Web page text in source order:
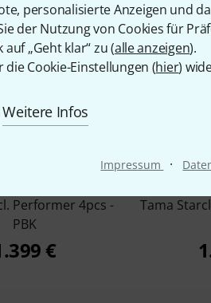
personalisierte Anzeigen und
der Nutzung von Cookies für
„Geht klar“ zu (alle anzeigen).
Cookie-Einstellungen (hier)
Weitere Infos
Impressum ·
6%
Performer 4pcs -
PBK
€
Tama